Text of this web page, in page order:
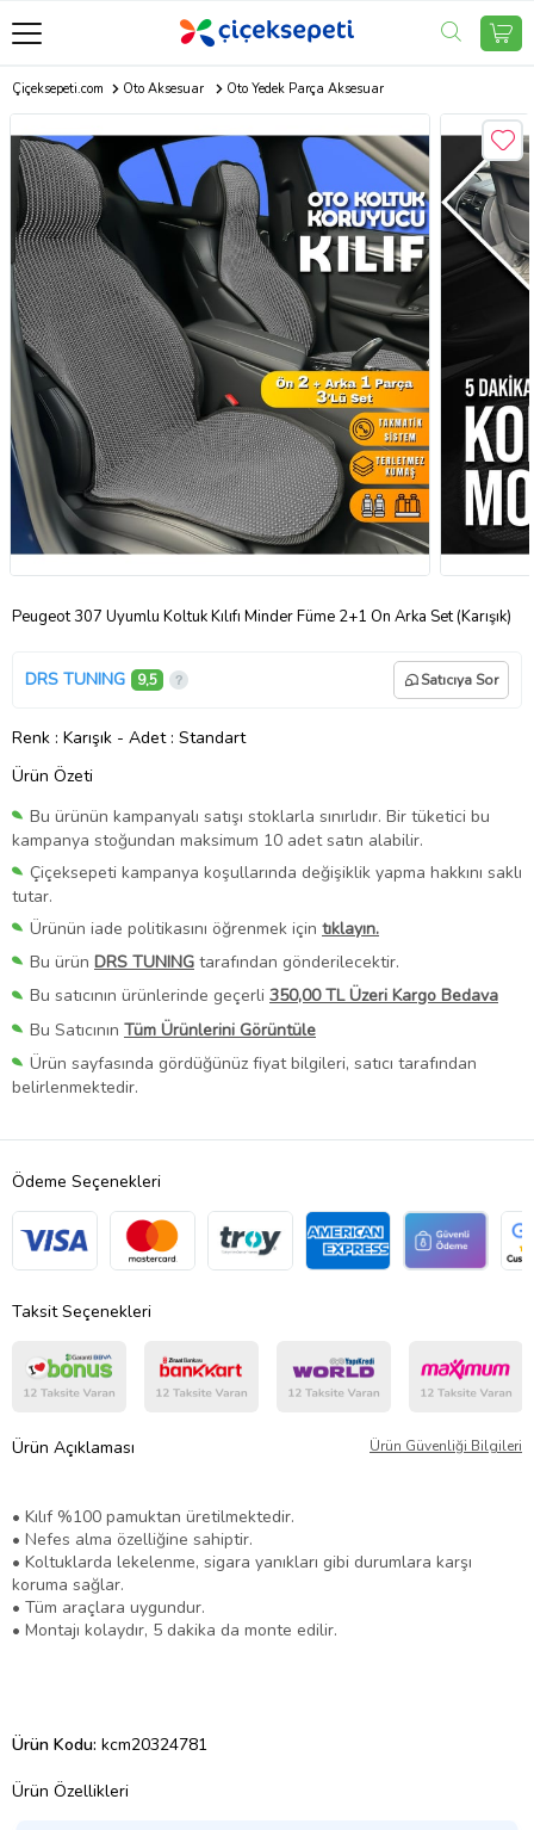
Çiçeksepeti.com Oto Aksesuar Oto Yedek Parça Aksesuar
Peugeot 307 Uyumlu Koltuk Kılıfı Minder Füme 2+1 Ön Arka Set (Karışık)
DRS TUNING 9,5 Satıcıya Sor
Renk : Karışık - Adet : Standart
Ürün Özeti
Bu ürünün kampanyalı satışı stoklarla sınırlıdır. Bir tüketici bu
kampanya stoğundan maksimum 10 adet satın alabilir.
Çiçeksepeti kampanya koşullarında değişiklik yapma hakkını saklı
tutar.
Ürünün iade politikasını öğrenmek için tıklayın.
Bu ürün DRS TUNING tarafından gönderilecektir.
Bu satıcının ürünlerinde geçerli 350,00 TL Üzeri Kargo Bedava
Bu Satıcının Tüm Ürünlerini Görüntüle
Ürün sayfasında gördüğünüz fiyat bilgileri, satıcı tarafından
belirlenmektedir.
Ödeme Seçenekleri
Taksit Seçenekleri
Ürün Açıklaması Ürün Güvenliği Bilgileri
• Kılıf %100 pamuktan üretilmektedir.
• Nefes alma özelliğine sahiptir.
• Koltuklarda lekelenme, sigara yanıkları gibi durumlara karşı
koruma sağlar.
• Tüm araçlara uygundur.
• Montajı kolaydır, 5 dakika da monte edilir.
Ürün Kodu: kcm20324781
Ürün Özellikleri